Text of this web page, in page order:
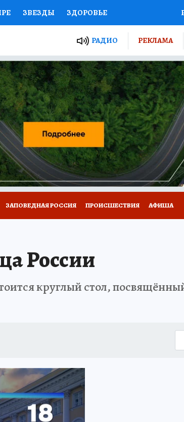
ЗВЕЗДЫ ЗДОРОВЬЕ
ПРОЕКТЫ РОССИИ
ЖЕНСКИЕ СЕКРЕТЫ ПУТЕВОДИТЕЛЬ
ДЕФИЦИТ ЖЕЛЕЗА ТУРИЗМ
У НАС ГИД ПОТРЕБИТЕЛЯ ВСЕ О КП
РАДИО РЕКЛАМА
ЗАПОВЕДНАЯ РОССИЯ ПРОИСШЕСТВИЯ АФИША
России
круглый стол,